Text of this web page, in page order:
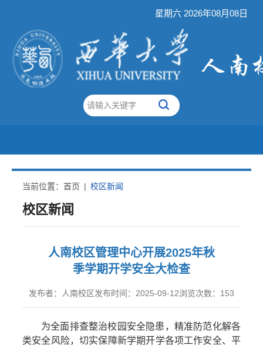
星期六 2026年08月08日
当前位置： 首页 | 校区新闻
校区新闻
人南校区管理中心开展2025年秋
季学期开学安全大检查
发布者：人南校区发布时间：2025-09-12浏览次数： 153
为全面排查整治校园安全隐患，精准防范化解各
类安全风险，切实保障新学期开学各项工作安全、平